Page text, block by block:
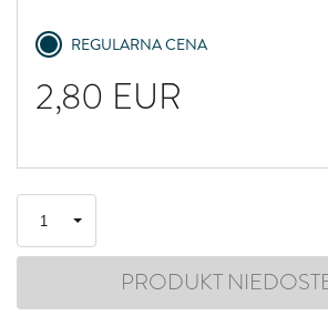
REGULARNA CENA
2,80 EUR
PRODUKT